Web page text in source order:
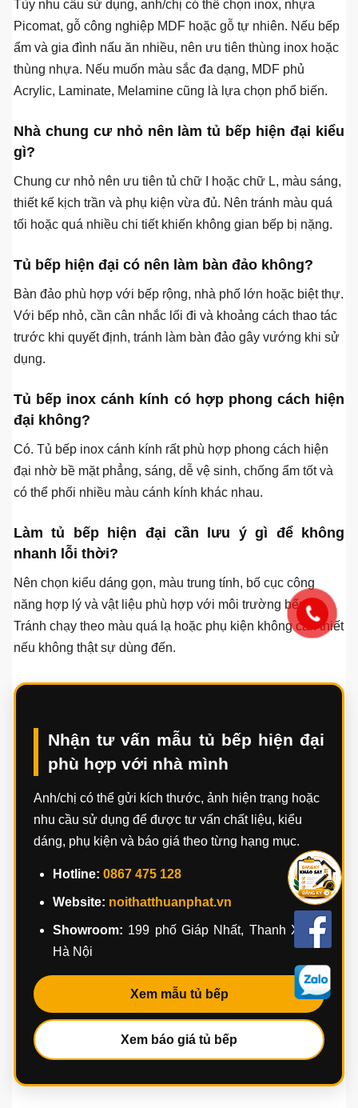
Khu vực Hồ Chí Minh:Hóc Môn, Quận 12, Gò Vấp,
Tân Bình, Bình Tân, Bình Thạnh, Thủ Đức, Củ Chi,
Bình Chánh và các khu vực lân cận có thể gửi ảnh
hiện trạng để được tư vấn trước phương án.
Câu hỏi thường gặp về tủ bếp hiện đại
Tủ bếp hiện đại nên chọn chất liệu nào?
Tùy nhu cầu sử dụng, anh/chị có thể chọn inox, nhựa
ẩm và gia đình nấu ăn nhiều, nên ưu tiên thùng inox hoặc
thùng nhựa. Nếu muốn màu sắc đa dạng, MDF phủ
Acrylic, Laminate, Melamine cũng là lựa chọn phổ biến.
Nhà chung cư nhỏ nên làm tủ bếp hiện đại kiểu
Chung cư nhỏ nên ưu tiên tủ chữ I hoặc chữ L, màu sáng,
thiết kế kịch trần và phụ kiện vừa đủ. Nên tránh màu quá
tối hoặc quá nhiều chi tiết khiến không gian bếp bị nặng.
Tủ bếp hiện đại có nên làm bàn đảo không?
Với bếp nhỏ, cần cân nhắc lối đi và khoảng cách thao tác
trước khi quyết định, tránh làm bàn đảo gây vướng khi sử
dụng.
Tủ bếp inox cánh kính có hợp phong cách hiện
đại không?
đại nhờ bề mặt phẳng, sáng, dễ vệ sinh, chống ẩm tốt và
Làm tủ bếp hiện đại cần lưu ý gì để không
nhanh lỗi thời?
Nên chọn kiểu dáng gọn, màu trung tính, bố cục công
năng hợp lý và vật liệu phù hợp với môi trường bếp.
Tránh chạy theo màu quá lạ hoặc phụ kiện không cần thiết
nếu không thật sự dùng đến.
Nhận tư vấn mẫu tủ bếp hiện đại
phù hợp với nhà mình
Anh/chị có thể gửi kích thước, ảnh hiện trạng hoặc
nhu cầu sử dụng để được tư vấn chất liệu, kiểu